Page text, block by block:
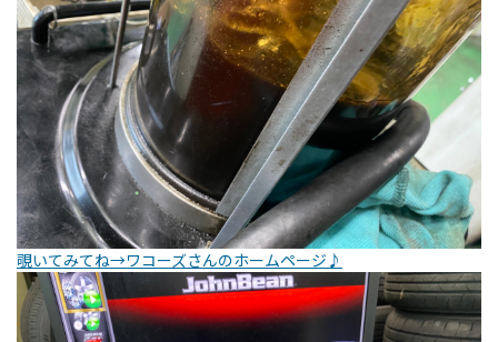
覗いてみてね→ワコーズさんのホームページ♪